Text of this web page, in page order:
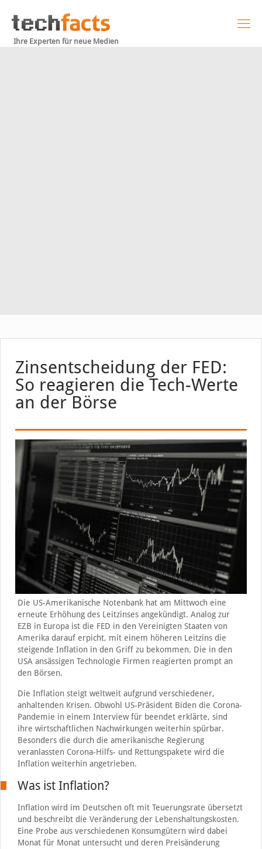
Ihre Experten für neue Medien
Zinsentscheidung der FED:
So reagieren die Tech-Werte
an der Börse
Die US-Amerikanische Notenbank hat am Mittwoch eine
erneute Erhöhung des Leitzinses angekündigt. Analog zur
EZB in Europa ist die FED in den Vereinigten Staaten von
Amerika darauf erpicht, mit einem höheren Leitzins die
steigende Inflation in den Griff zu bekommen. Die in den
USA ansässigen Technologie Firmen reagierten prompt an
den Börsen.
Die Inflation steigt weltweit aufgrund verschiedener,
anhaltenden Krisen. Obwohl US-Präsident Biden die Corona-
Pandemie in einem Interview für beendet erklärte, sind
ihre wirtschaftlichen Nachwirkungen weiterhin spürbar.
Besonders die durch die amerikanische Regierung
veranlassten Corona-Hilfs- und Rettungspakete wird die
Inflation weiterhin angetrieben.
Was ist Inflation?
Inflation wird im Deutschen oft mit Teuerungsrate übersetzt
und beschreibt die Veränderung der Lebenshaltungskosten.
Eine Probe aus verschiedenen Konsumgütern wird dabei
Monat für Monat untersucht und deren Preisänderung